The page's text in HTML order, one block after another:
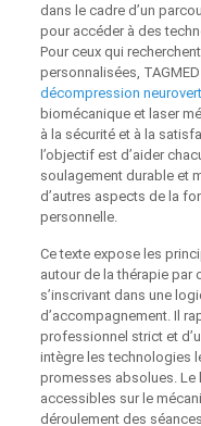
dans le cadre d’un
pour accéder à des
Pour ceux qui
personnalisées,
décompression
biomécanique et laser
à la sécurité et à la
l’objectif est d’aider
soulagement durable et
d’autres aspects de la
personnelle.
Ce texte expose les
autour de la thérapie par
s’inscrivant dans une
d’accompagnement. Il
professionnel strict et
intègre les technologies
promesses absolues. Le
accessibles sur le
déroulement des